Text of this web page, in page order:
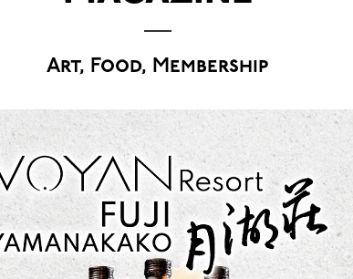
Art, Food, Membership